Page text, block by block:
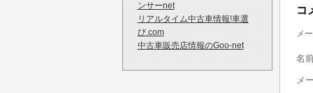
ンサーnet
リアルタイム中古車情報!車選
び.com
中古車販売店情報のGoo-net
コ
メ
名
メ